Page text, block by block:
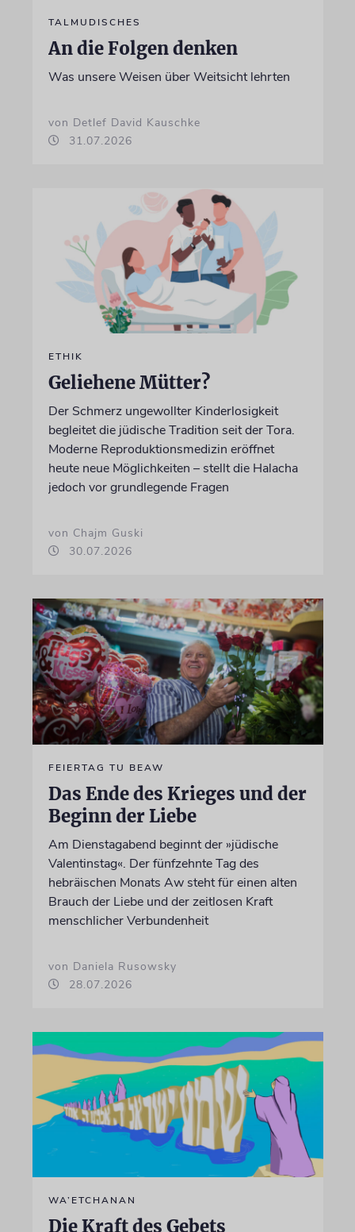
TALMUDISCHES
An die Folgen denken
Was unsere Weisen über Weitsicht lehrten
von Detlef David Kauschke
31.07.2026
ETHIK
Geliehene Mütter?
Der Schmerz ungewollter Kinderlosigkeit
begleitet die jüdische Tradition seit der Tora.
Moderne Reproduktionsmedizin eröffnet
heute neue Möglichkeiten – stellt die Halacha
jedoch vor grundlegende Fragen
von Chajm Guski
30.07.2026
FEIERTAG TU BEAW
Das Ende des Krieges und der
Beginn der Liebe
Am Dienstagabend beginnt der »jüdische
Valentinstag«. Der fünfzehnte Tag des
hebräischen Monats Aw steht für einen alten
Brauch der Liebe und der zeitlosen Kraft
menschlicher Verbundenheit
von Daniela Rusowsky
28.07.2026
WA’ETCHANAN
Die Kraft des Gebets